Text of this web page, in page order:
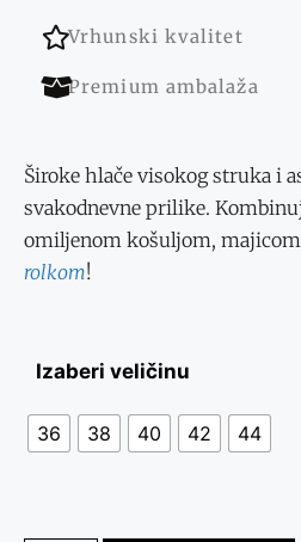
Vrhunski kvalitet
Premium ambalaža
Široke hlače visokog struka i
svakodnevne prilike.
omiljenom košuljom,
rolkom!
Izaberi veličinu
36 38 40 42 44